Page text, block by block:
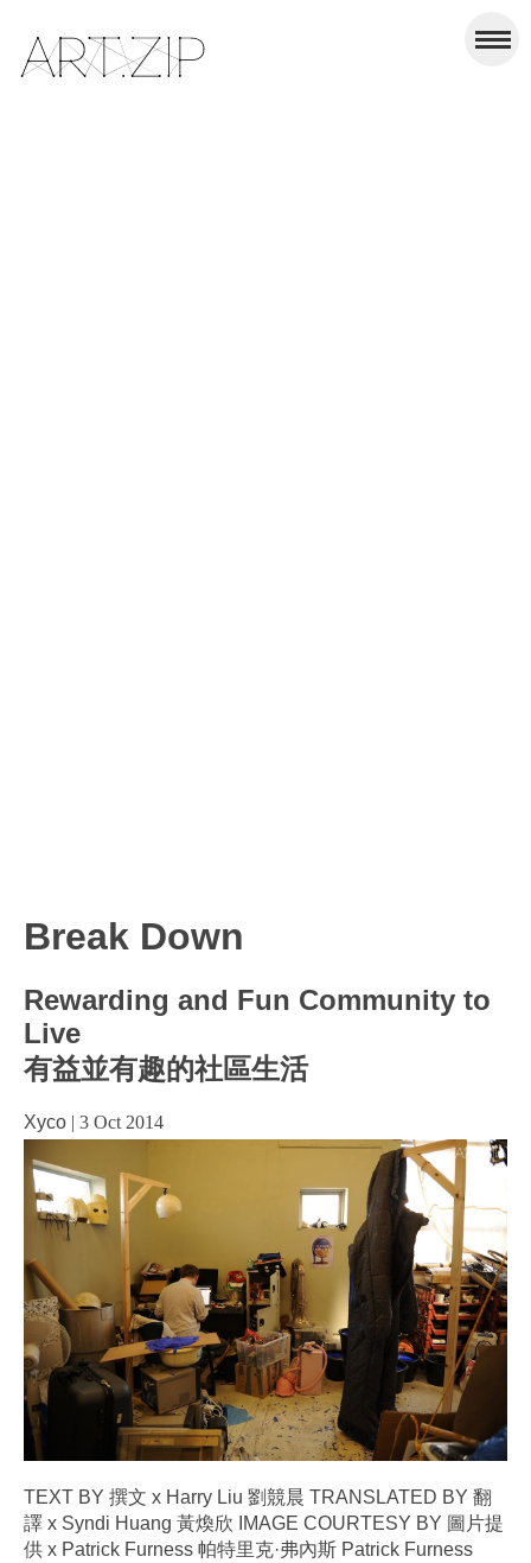
Break Down
Rewarding and Fun Community to
Live
有益並有趣的社區生活
Xyco | 3 Oct 2014
TEXT BY 撰文 x Harry Liu 劉競晨 TRANSLATED BY 翻
譯 x Syndi Huang 黃煥欣 IMAGE COURTESY BY 圖片提
供 x Patrick Furness 帕特里克·弗內斯 Patrick Furness